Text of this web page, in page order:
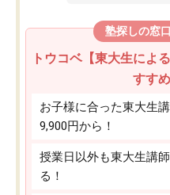
塾探しの窓
トウコベ【東大生によ
すす
お子様に合った東大生
9,900円から！
授業日以外も東大生講
る！